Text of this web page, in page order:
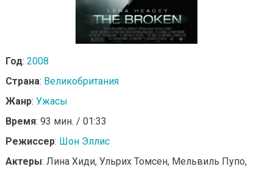
Год: 2008
Страна: Великобритания
Жанр: Ужасы
Время: 93 мин. / 01:33
Режиссер: Шон Эллис
Актеры: Лина Хиди, Ульрих Томсен, Мельвиль Пупо,